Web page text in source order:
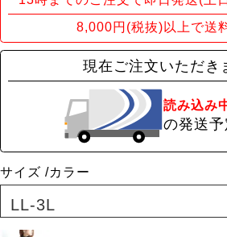
8,000円(税抜)以上で送
現在ご注文いただき
読み込み
の発送予
サイズ カラー